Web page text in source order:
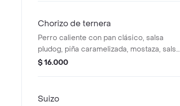
Chorizo de ternera
Perro caliente con pan clásico, salsa
pludog, piña caramelizada, mostaza, salsa
de tomate, salsa rosada, papa chongo y
$ 16.000
Suizo